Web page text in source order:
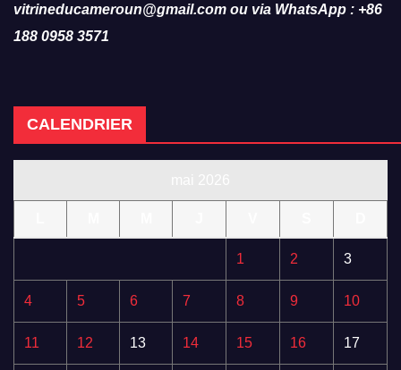
vitrineducameroun@gmail.com ou via WhatsApp : +86
188 0958 3571
CALENDRIER
1 2 3
4 5 6 7 8 9 10
11 12 13 14 15 16 17